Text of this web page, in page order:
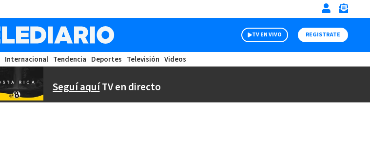
TV EN VIVO REGISTRATE
Internacional Tendencia Deportes Televisión Videos
Seguí aquíTV en directo